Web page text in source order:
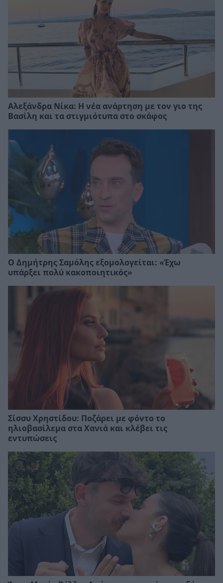
Αλεξάνδρα Νίκα: Η νέα ανάρτηση με τον γιο της
Βασίλη και τα στιγμιότυπα στο σκάφος
Ο Δημήτρης Σαμόλης εξομολογείται: «Έχω
υπάρξει πολύ κακοποιητικός»
Σίσσυ Χρηστίδου: Ποζάρει με φόντο το
ηλιοβασίλεμα στα Χανιά και κλέβει τις
εντυπώσεις